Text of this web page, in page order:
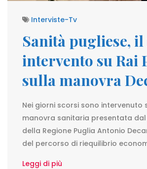
Interviste-Tv
Sanità pugliese,
intervento su Rai
sulla manovra
Nei giorni scorsi sono intervenuto
manovra sanitaria presentata dal
della Regione Puglia Antonio
del percorso di riequilibrio
Leggi di più